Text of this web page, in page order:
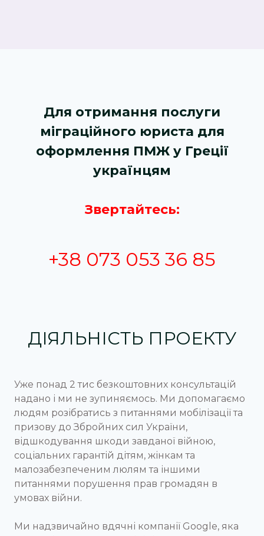
Для отримання послуги
міграційного юриста для
оформлення ПМЖ у Греції
українцям
Звертайтесь:
+38 073 053 36 85
ДІЯЛЬНІСТЬ ПРОЕКТУ
Уже понад 2 тис безкоштовних консультацій
надано і ми не зупиняємось. Ми допомагаємо
людям розібратись з питаннями мобілізації та
призову до Збройних сил України,
відшкодування шкоди завданої війною,
соціальних гарантій дітям, жінкам та
малозабезпеченим люлям та іншими
питаннями порушення прав громадян в
умовах війни.
Ми надзвичайно вдячні компанії Google, яка